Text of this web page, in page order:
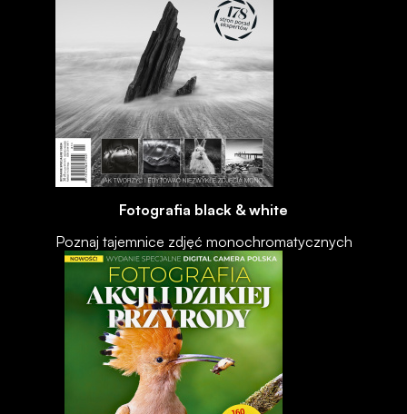
Fotografia black & white
Poznaj tajemnice zdjęć monochromatycznych